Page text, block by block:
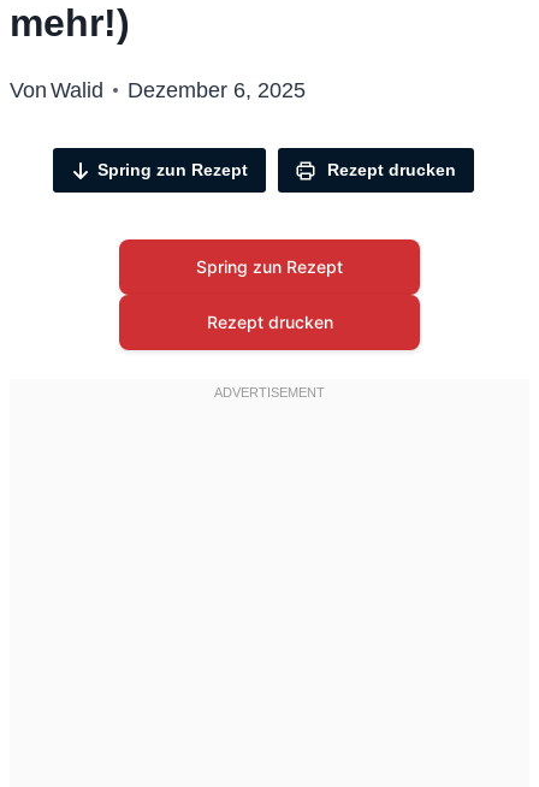
mehr!)
Von Walid Dezember 6, 2025
Spring zun Rezept Rezept drucken
Spring zun Rezept
Rezept drucken